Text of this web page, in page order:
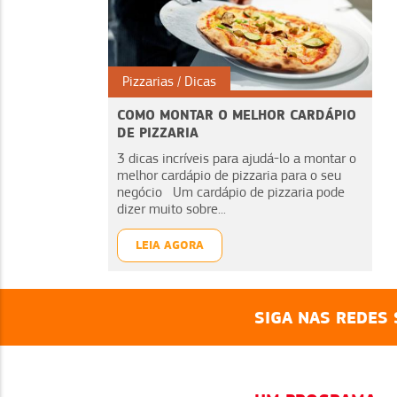
Pizzarias Dicas
COMO MONTAR O MELHOR CARDÁPIO
DE PIZZARIA
3 dicas incríveis para ajudá-lo a montar o
melhor cardápio de pizzaria para o seu
negócio Um cardápio de pizzaria pode
dizer muito sobre...
LEIA AGORA
SIGA NAS REDES